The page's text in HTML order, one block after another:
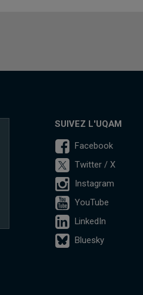
SUIVEZ L'UQAM
Facebook
Twitter / X
Instagram
YouTube
LinkedIn
Bluesky